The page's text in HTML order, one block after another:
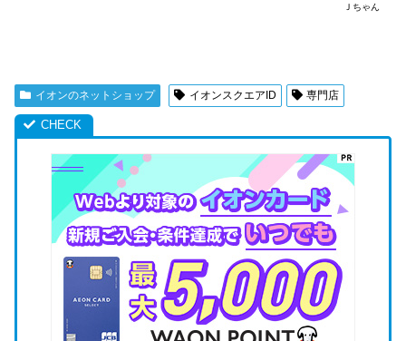
Ｊちゃん
イオンのネットショップ イオンスクエアID 専門店